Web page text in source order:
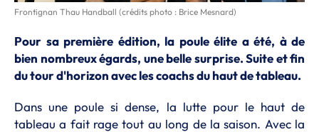
Frontignan Thau Handball (crédits photo : Brice Mesnard)
Pour sa première édition, la poule élite a été, à de
bien nombreux égards, une belle surprise. Suite et fin
du tour d'horizon avec les coachs du haut de tableau.
Dans une poule si dense, la lutte pour le haut de
tableau a fait rage tout au long de la saison. Avec la